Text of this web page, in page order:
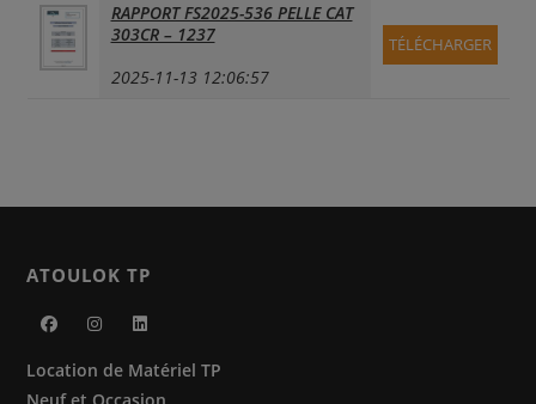
RAPPORT FS2025-536 PELLE CAT
303CR – 1237
2025-11-13 12:06:57
TÉLÉCHARGER
ATOULOK TP
dans dans dans
Location de Matériel TP